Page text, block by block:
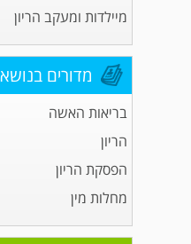
מיילדות ומעקב הריון
מדורים בנושא
בריאות האשה
הריון
הפסקת הריון
מחלות מין